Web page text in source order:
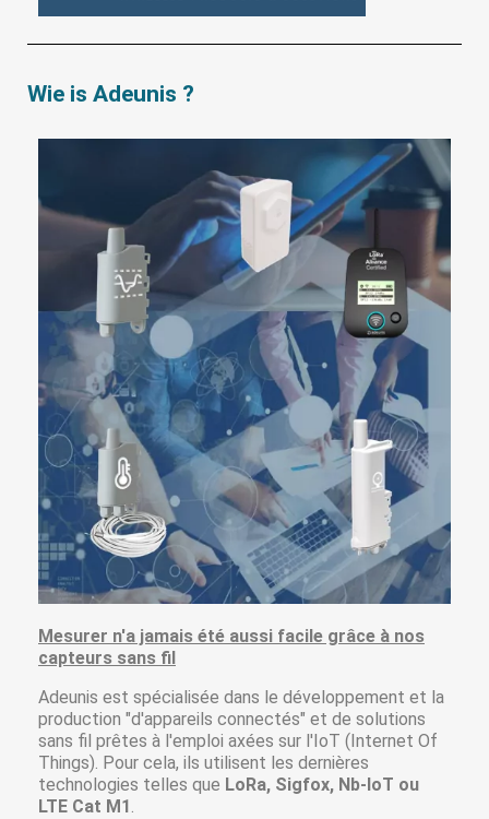
Wie is Adeunis ?
Mesurer n'a jamais été aussi facile grâce à nos
capteurs sans fil
Adeunis est spécialisée dans le développement et la
production "d'appareils connectés" et de solutions
sans fil prêtes à l'emploi axées sur l'IoT (Internet Of
Things). Pour cela, ils utilisent les dernières
technologies telles que LoRa, Sigfox, Nb-IoT ou
LTE Cat M1.